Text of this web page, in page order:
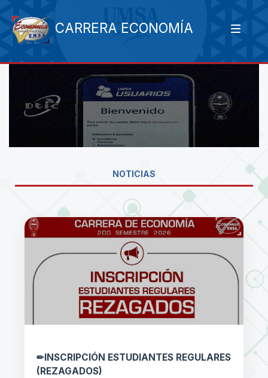
CARRERA ECONOMÍA
NOTICIAS
✏INSCRIPCIÓN ESTUDIANTES REGULARES
(REZAGADOS)